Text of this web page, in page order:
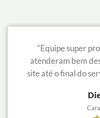
"Equipe super
atenderam bem
site até o final do